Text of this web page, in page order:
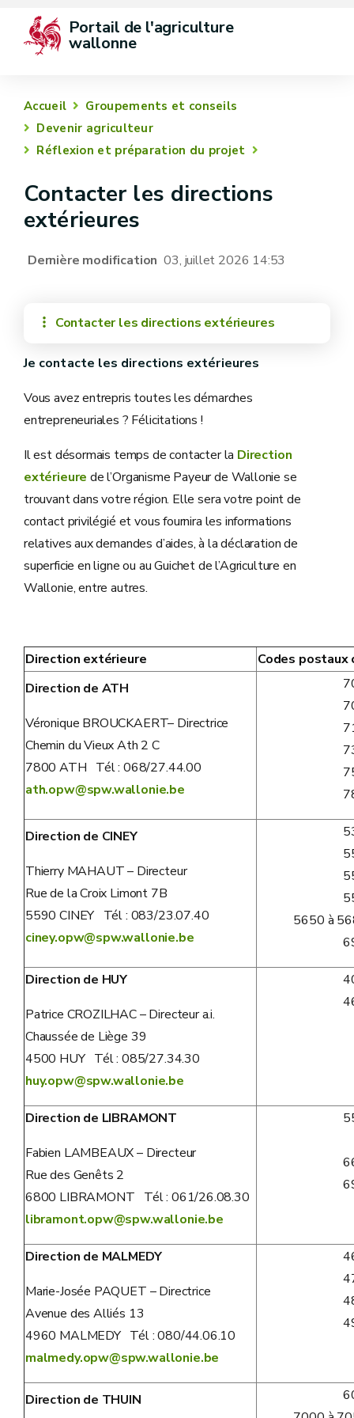
Portail de l'agriculture
wallonne
Accueil
Groupements et conseils
Devenir agriculteur
Réflexion et préparation du projet
Contacter les directions
extérieures
Dernière modification 03, juillet 2026 14:53
Contacter les directions extérieures
Je contacte les directions extérieures
Vous avez entrepris toutes les démarches
entrepreneuriales ? Félicitations !
Il est désormais temps de contacter la Direction
extérieurede l’Organisme Payeur de Wallonie se
trouvant dans votre région. Elle sera votre point de
contact privilégié et vous fournira les informations
relatives aux demandes d’aides, à la déclaration de
superficie en ligne ou au Guichet de l’Agriculture en
Wallonie, entre autres.
Direction extérieure
Codes postaux
Direction de ATH
Véronique BROUCKAERT– Directrice
Chemin du Vieux Ath 2 C
7800 ATH Tél : 068/27.44.00
ath.opw@spw.wallonie.be
Direction de CINEY
Thierry MAHAUT – Directeur
Rue de la Croix Limont 7B
5590 CINEY Tél : 083/23.07.40
ciney.opw@spw.wallonie.be
5650 à
Direction de HUY
Patrice CROZILHAC – Directeur a.i.
Chaussée de Liège 39
4500 HUY Tél : 085/27.34.30
huy.opw@spw.wallonie.be
Direction de LIBRAMONT
Fabien LAMBEAUX – Directeur
Rue des Genêts 2
6800 LIBRAMONT Tél : 061/26.08.30
libramont.opw@spw.wallonie.be
Direction de MALMEDY
Marie-Josée PAQUET – Directrice
Avenue des Alliés 13
4960 MALMEDY Tél : 080/44.06.10
malmedy.opw@spw.wallonie.be
Direction de THUIN